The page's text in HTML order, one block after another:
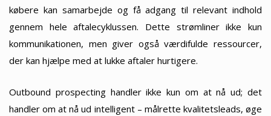
købere kan samarbejde og få adgang til relevant indhold
gennem hele aftalecyklussen. Dette strømliner ikke kun
kommunikationen, men giver også værdifulde ressourcer,
der kan hjælpe med at lukke aftaler hurtigere.
Outbound prospecting handler ikke kun om at nå ud; det
handler om at nå ud intelligent – målrette kvalitetsleads, øge